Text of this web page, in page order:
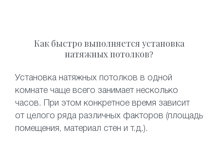
Как быстро выполняется установка
натяжных потолков?
Установка натяжных потолков в одной
комнате чаще всего занимает несколько
часов. При этом конкретное время зависит
от целого ряда различных факторов (площадь
помещения, материал стен и т.д.).